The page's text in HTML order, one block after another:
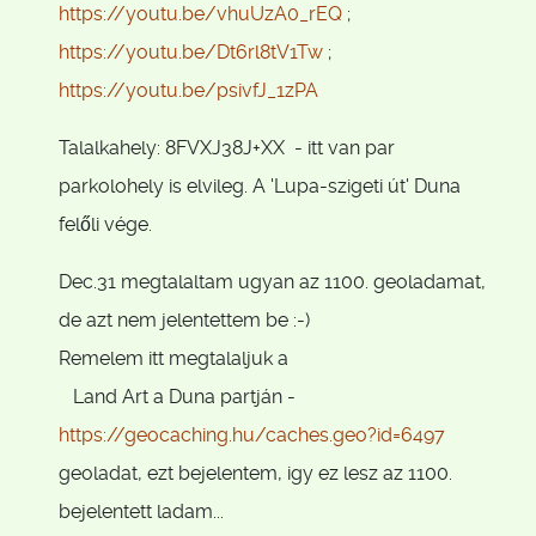
https://youtu.be/vhuUzA0_rEQ ;
https://youtu.be/Dt6rl8tV1Tw ;
https://youtu.be/psivfJ_1zPA
Talalkahely: 8FVXJ38J+XX - itt van par
parkolohely is elvileg. A 'Lupa-szigeti út' Duna
felőli vége.
Dec.31 megtalaltam ugyan az 1100. geoladamat,
de azt nem jelentettem be :-)
Remelem itt megtalaljuk a
Land Art a Duna partján -
https://geocaching.hu/caches.geo?id=6497
geoladat, ezt bejelentem, igy ez lesz az 1100.
bejelentett ladam...